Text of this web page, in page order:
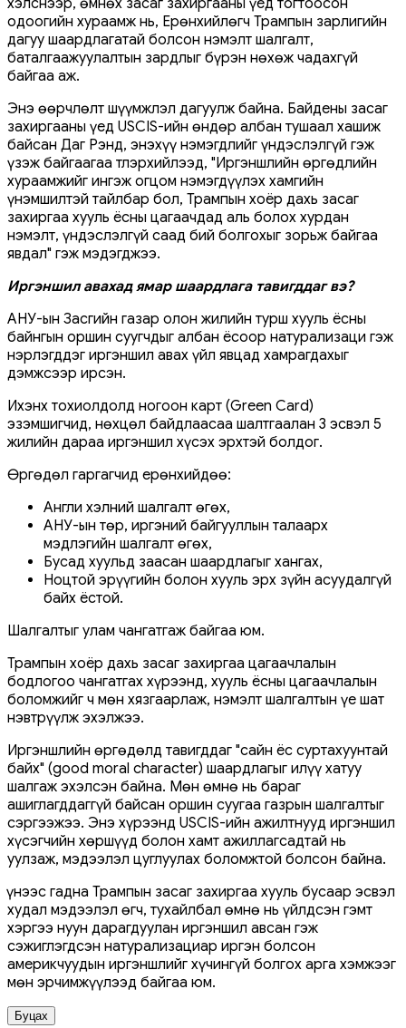
одоогийн хураамж нь, Ерөнхийлөгч Трампын зарлигийн
дагуу шаардлагатай болсон нэмэлт шалгалт,
баталгаажуулалтын зардлыг бүрэн нөхөж чадахгүй
байгаа аж.
Энэ өөрчлөлт шүүмжлэл дагуулж байна. Байдены засаг
захиргааны үед USCIS-ийн өндөр албан тушаал хашиж
байсан Даг Рэнд, энэхүү нэмэгдлийг үндэслэлгүй гэж
үзэж байгаагаа тлэрхийлээд, "Иргэншлийн өргөдлийн
хураамжийг ингэж огцом нэмэгдүүлэх хамгийн
үнэмшилтэй тайлбар бол, Трампын хоёр дахь засаг
захиргаа хууль ёсны цагаачдад аль болох хурдан
нэмэлт, үндэслэлгүй саад бий болгохыг зорьж байгаа
явдал" гэж мэдэгджээ.
Иргэншил авахад ямар шаардлага тавигддаг вэ?
АНУ-ын Засгийн газар олон жилийн турш хууль ёсны
байнгын оршин суугчдыг албан ёсоор натурализаци гэж
нэрлэгддэг иргэншил авах үйл явцад хамрагдахыг
дэмжсээр ирсэн.
Ихэнх тохиолдолд ногоон карт (Green Card)
эзэмшигчид, нөхцөл байдлаасаа шалтгаалан 3 эсвэл 5
жилийн дараа иргэншил хүсэх эрхтэй болдог.
Өргөдөл гаргагчид ерөнхийдөө:
Англи хэлний шалгалт өгөх,
АНУ-ын төр, иргэний байгууллын талаарх
мэдлэгийн шалгалт өгөх,
Бусад хуульд заасан шаардлагыг хангах,
Ноцтой эрүүгийн болон хууль эрх зүйн асуудалгүй
байх ёстой.
Шалгалтыг улам чангатгаж байгаа юм.
Трампын хоёр дахь засаг захиргаа цагаачлалын
бодлогоо чангатгах хүрээнд, хууль ёсны цагаачлалын
боломжийг ч мөн хязгаарлаж, нэмэлт шалгалтын үе шат
нэвтрүүлж эхэлжээ.
Иргэншлийн өргөдөлд тавигддаг "сайн ёс суртахуунтай
байх" (good moral character) шаардлагыг илүү хатуу
шалгаж эхэлсэн байна. Мөн өмнө нь бараг
ашиглагддаггүй байсан оршин суугаа газрын шалгалтыг
сэргээжээ. Энэ хүрээнд USCIS-ийн ажилтнууд иргэншил
хүсэгчийн хөршүүд болон хамт ажиллагсадтай нь
уулзаж, мэдээлэл цуглуулах боломжтой болсон байна.
Үүнээс гадна Трампын засаг захиргаа хууль бусаар эсвэл
худал мэдээлэл өгч, тухайлбал өмнө нь үйлдсэн гэмт
хэргээ нуун дарагдуулан иргэншил авсан гэж
сэжиглэгдсэн натурализациар иргэн болсон
америкчуудын иргэншлийг хүчингүй болгох арга хэмжээг
мөн эрчимжүүлээд байгаа юм.
Буцах